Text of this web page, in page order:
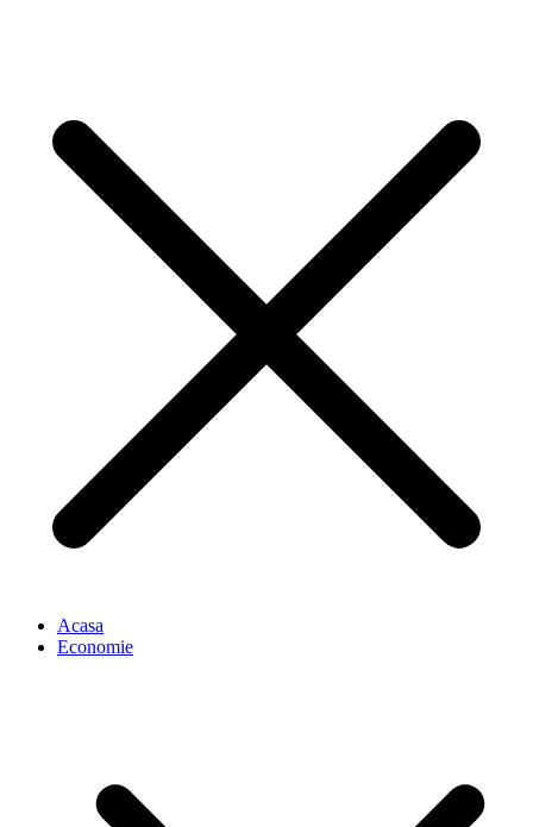
Acasa
Economie